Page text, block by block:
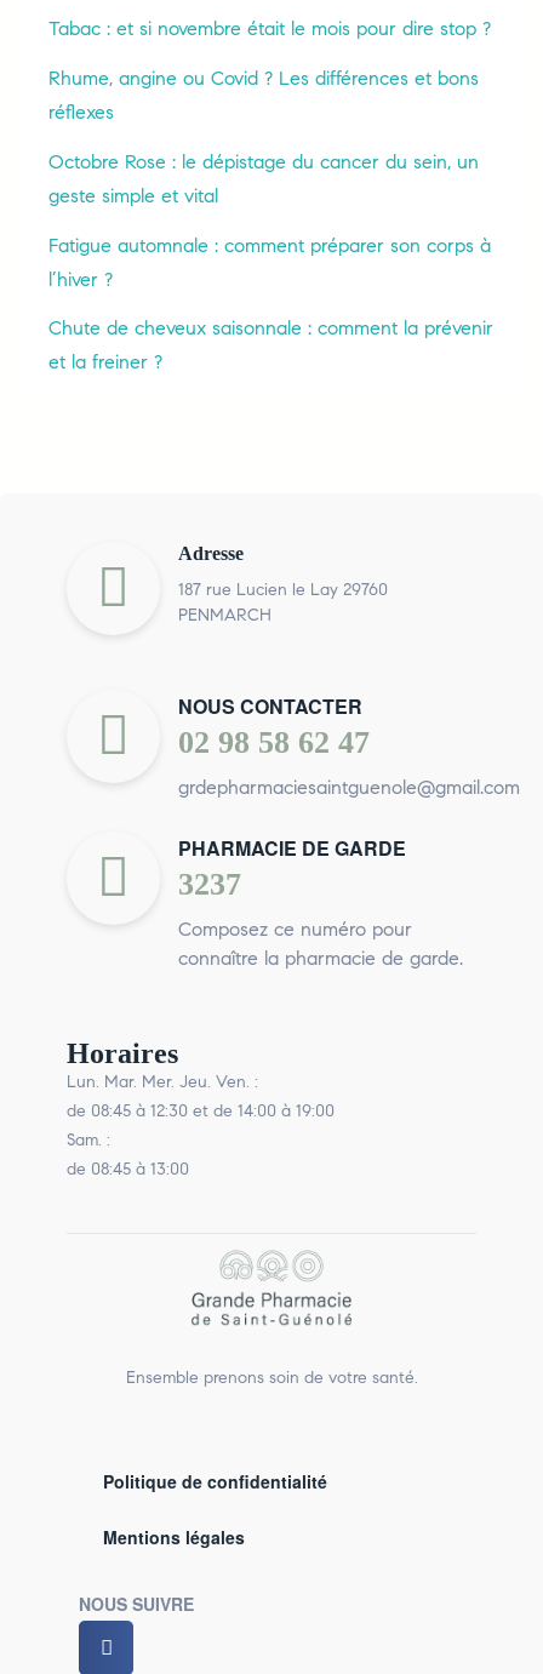
Tabac : et si novembre était le mois pour dire stop ?
Rhume, angine ou Covid ? Les différences et bons
réflexes
Octobre Rose : le dépistage du cancer du sein, un
geste simple et vital
Fatigue automnale : comment préparer son corps à
l’hiver ?
Chute de cheveux saisonnale : comment la prévenir
et la freiner ?
Adresse
187 rue Lucien le Lay 29760
PENMARCH
NOUS CONTACTER
02 98 58 62 47
grdepharmaciesaintguenole@gmail.com
PHARMACIE DE GARDE
3237
Composez ce numéro pour
connaître la pharmacie de garde.
Horaires
Lun. Mar. Mer. Jeu. Ven. :
de 08:45 à 12:30 et de 14:00 à 19:00
Sam. :
de 08:45 à 13:00
Ensemble prenons soin de votre santé.
Politique de confidentialité
Mentions légales
NOUS SUIVRE